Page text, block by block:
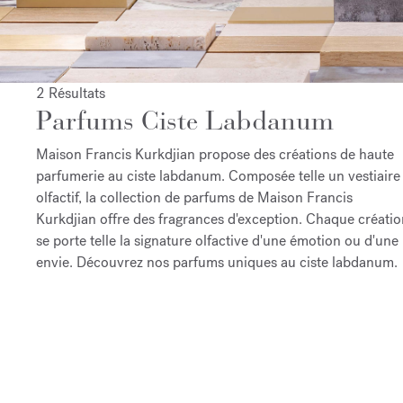
2 Résultats
Parfums Ciste Labdanum
Maison Francis Kurkdjian propose des créations de haute
parfumerie au ciste labdanum. Composée telle un vestiaire
olfactif, la collection de parfums de Maison Francis
Kurkdjian offre des fragrances d'exception. Chaque
se porte telle la signature olfactive d'une émotion ou d'une
envie. Découvrez nos parfums uniques au ciste labdanum.